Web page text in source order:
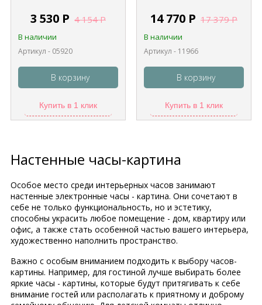
3 530 Р 4 154Р
В наличии
Артикул - 05920
В корзину
Купить в 1 клик
14 770 Р 17 379Р
В наличии
Артикул - 11966
В корзину
Купить в 1 клик
Настенные часы-картина
Особое место среди интерьерных часов занимают
настенные электронные часы - картина. Они сочетают в
себе не только функциональность, но и эстетику,
способны украсить любое помещение - дом, квартиру или
офис, а также стать особенной частью вашего интерьера,
художественно наполнить пространство.
Важно с особым вниманием подходить к выбору часов-
картины. Например, для гостиной лучше выбирать более
яркие часы - картины, которые будут притягивать к себе
внимание гостей или располагать к приятному и доброму